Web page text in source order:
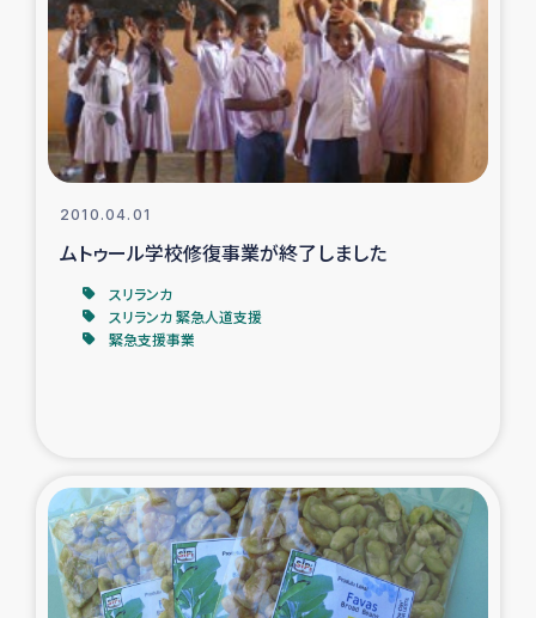
ガザ地区での公園の緑化を通じた支援事業
ガザ地区における被災住民への緊急支援
ガザ地区酪農を通した女性グループの生計支援
ふりかけ普及と食生活改善による栄養改善事業
フェアトレード事業
緊急支援事業
食べる
トルコ・シリア地震被災者支援
2010.04.01
ムトゥール学校修復事業が終了しました
スリランカ
スリランカ 緊急人道支援
緊急支援事業